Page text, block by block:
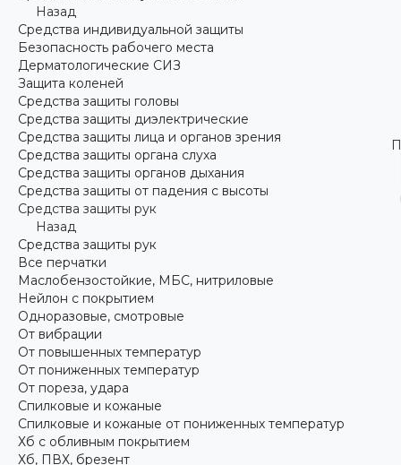
Назад
Средства индивидуальной защиты
Безопасность рабочего места
Дерматологические СИЗ
Защита коленей
Средства защиты головы
Средства защиты диэлектрические
Средства защиты лица и органов зрения
Средства защиты органа слуха
Средства защиты органов дыхания
Средства защиты от падения с высоты
Средства защиты рук
Назад
Средства защиты рук
Все перчатки
Маслобензостойкие, МБС, нитриловые
Нейлон с покрытием
Одноразовые, смотровые
От вибрации
От повышенных температур
От пониженных температур
От пореза, удара
Спилковые и кожаные
Спилковые и кожаные от пониженных температур
Хб с обливным покрытием
Хб, ПВХ, брезент